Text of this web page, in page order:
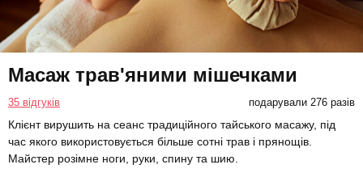
Масаж трав'яними мішечками
35 відгуків подарували 276 разів
Клієнт вирушить на сеанс традиційного тайського масажу, під
час якого використовується більше сотні трав і прянощів.
Майстер розімне ноги, руки, спину та шию.